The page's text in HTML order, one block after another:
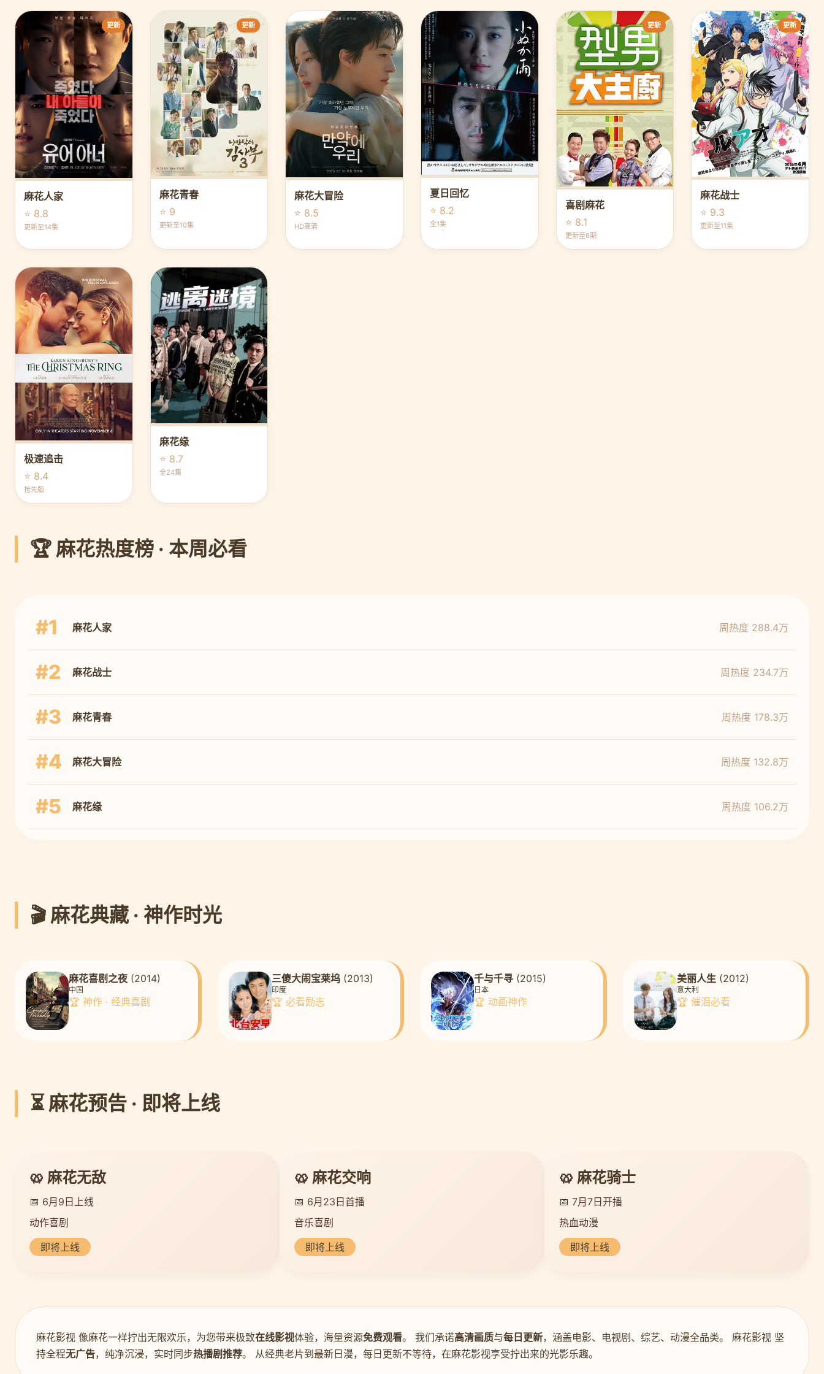
更新
麻花人家
⭐ 8.8
更新至14集
更新
麻花青春
⭐ 9
更新至10集
麻花大冒险
⭐ 8.5
HD高清
夏日回忆
⭐ 8.2
全1集
更新
喜剧麻花
⭐ 8.1
更新至6期
更新
麻花战士
⭐ 9.3
更新至11集
极速追击
⭐ 8.4
抢先版
麻花缘
⭐ 8.7
全24集
🏆 麻花热度榜 · 本周必看
#1 麻花人家 周热度 288.4万
#2 麻花战士 周热度 234.7万
#3 麻花青春 周热度 178.3万
#4 麻花大冒险 周热度 132.8万
#5 麻花缘 周热度 106.2万
🎬 麻花典藏 · 神作时光
麻花喜剧之夜 (2014)
中国
🏆 神作 · 经典喜剧
三傻大闹宝莱坞(2013)
印度
🏆 必看励志
千与千寻 (2015)
日本
🏆 动画神作
美丽人生(2012)
意大利
🏆 催泪必看
⏳ 麻花预告 · 即将上线
🥨 麻花无敌
📅 6月9日上线
动作喜剧
即将上线
🥨 麻花交响
📅 6月23日首播
音乐喜剧
即将上线
🥨 麻花骑士
📅 7月7日开播
热血动漫
即将上线
麻花影视 像麻花一样拧出无限欢乐，为您带来极致在线影视体验，海量资源免费观看。 我们承诺高清画质与每日更新，涵盖电影、电视剧、综艺、动漫全品类。 麻花影视 坚
持全程无广告，纯净沉浸，实时同步热播剧推荐。 从经典老片到最新日漫，每日更新不等待，在麻花影视享受拧出来的光影乐趣。